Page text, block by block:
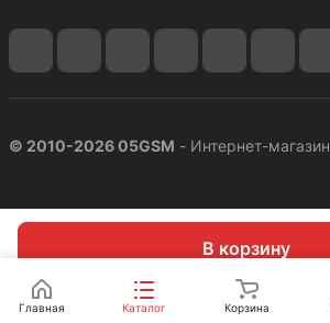
В корзину
Главная Каталог Корзина
© 2010-2026 05GSM - Интернет-магазин